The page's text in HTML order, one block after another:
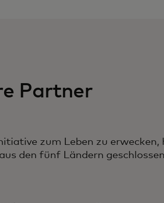
Partner
zum Leben zu
den fünf Ländern